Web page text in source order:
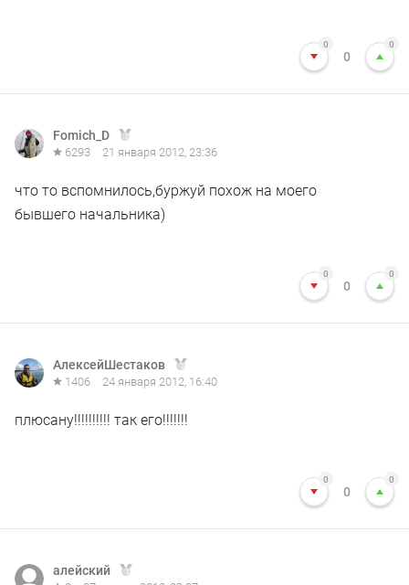
0
0
0
Fomich_D
6293 21 января 2012, 23:36
что то вспомнилось,буржуй похож на моего
бывшего начальника)
0
0
0
АлексейШестаков
1406 24 января 2012, 16:40
плюсану!!!!!!!!!! так его!!!!!!!
0
0
0
алейский